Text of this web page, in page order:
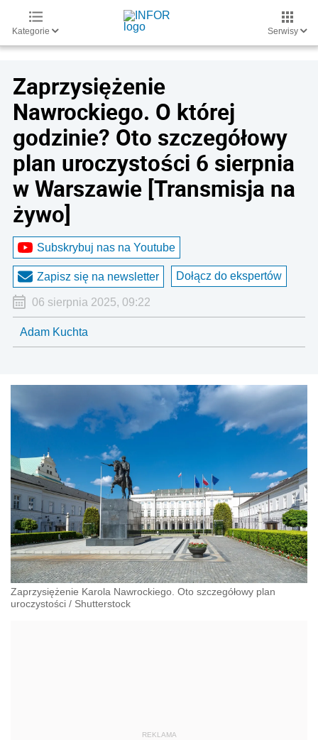
Kategorie Serwisy
Zaprzysiężenie
Nawrockiego. O której
godzinie? Oto szczegółowy
plan uroczystości 6 sierpnia
w Warszawie [Transmisja na
żywo]
Subskrybuj nas na Youtube
Zapisz się na newsletter Dołącz do ekspertów
06 sierpnia 2025, 09:22
Adam Kuchta
Zaprzysiężenie Karola Nawrockiego. Oto szczegółowy plan
uroczystości / Shutterstock